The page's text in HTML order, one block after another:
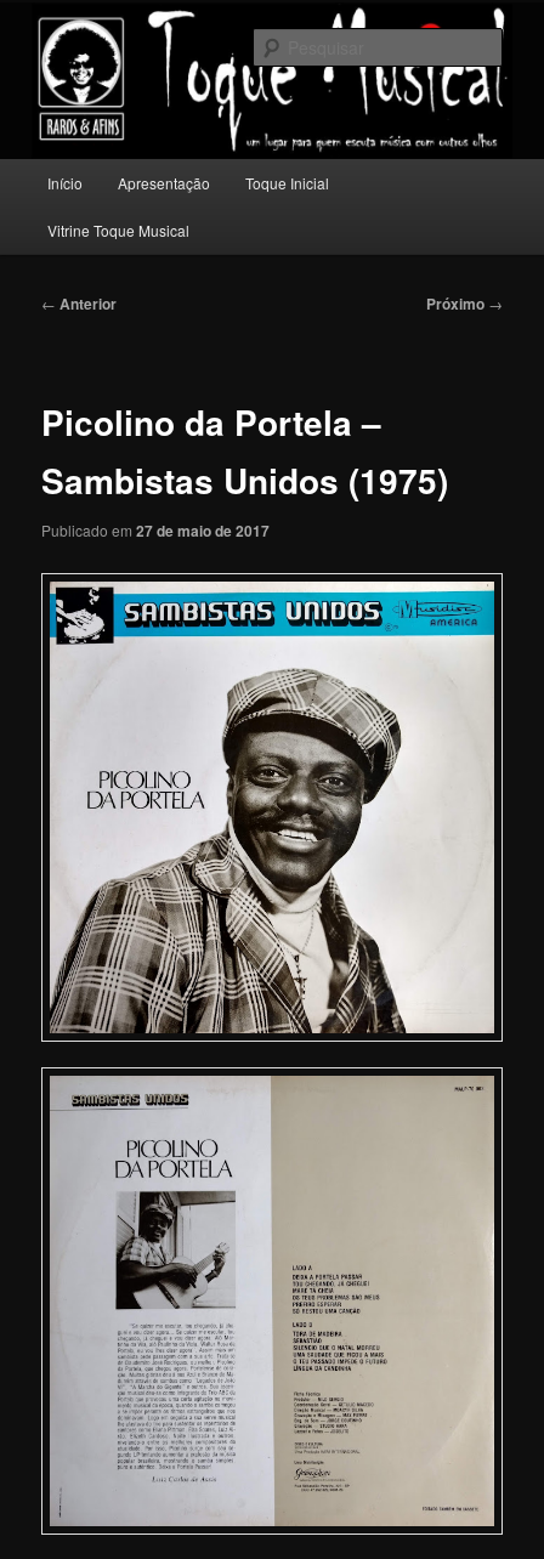
conteúdo
principalToque Musical
Um lugar para quem escuta música com outros olhos.
principal
Início Apresentação Toque Inicial
Vitrine Toque Musical
Navegação
← Anterior Próximo →
Picolino da Portela –
Sambistas Unidos (1975)
Publicado em27 de maio de 2017